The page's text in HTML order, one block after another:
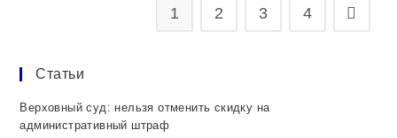
1 2 3 4
Статьи
Верховный суд: нельзя отменить скидку на
административный штраф